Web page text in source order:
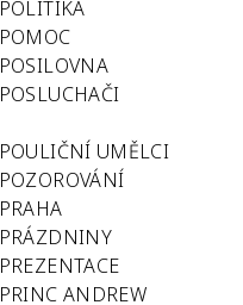
POLITIKA
POMOC
POSILOVNA
POSLUCHAČI
POULIČNÍ UMĚLCI
POZOROVÁNÍ
PRAHA
PRÁZDNINY
PREZENTACE
PRINC ANDREW